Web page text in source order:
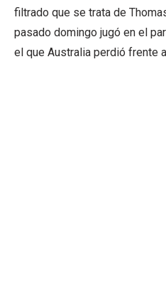
filtrado que se trata de
pasado domingo jugó en el
el que Australia perdió frente